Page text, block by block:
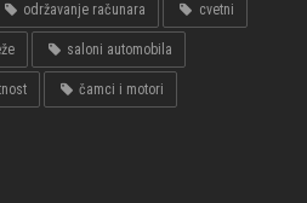
održavanje računara cvetni
saloni automobila
čamci i motori